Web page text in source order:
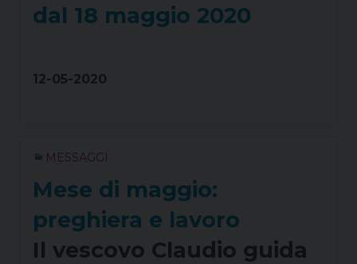
dal 18 maggio 2020
12-05-2020
MESSAGGI
Mese di maggio:
preghiera e lavoro
Il vescovo Claudio guida